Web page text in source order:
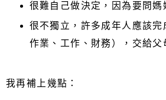
很難自己做決定，因為要問媽
很不獨立，許多成年人應該完
作業、工作、財務），交給父
我再補上幾點：